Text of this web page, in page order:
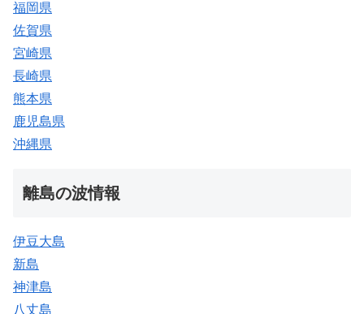
福岡県
佐賀県
宮崎県
長崎県
熊本県
鹿児島県
沖縄県
離島の波情報
伊豆大島
新島
神津島
八丈島